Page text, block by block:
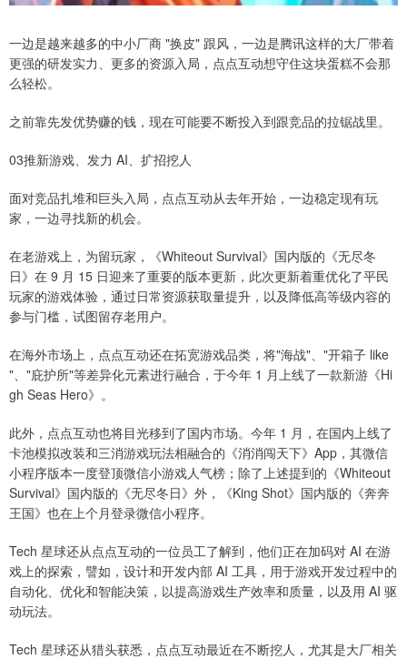
一边是越来越多的中小厂商 "换皮" 跟风，一边是腾讯这样的大厂带着
更强的研发实力、更多的资源入局，点点互动想守住这块蛋糕不会那
么轻松。
之前靠先发优势赚的钱，现在可能要不断投入到跟竞品的拉锯战里。
03推新游戏、发力 AI、扩招挖人
面对竞品扎堆和巨头入局，点点互动从去年开始，一边稳定现有玩
家，一边寻找新的机会。
在老游戏上，为留玩家，《Whiteout Survival》国内版的《无尽冬
日》在 9 月 15 日迎来了重要的版本更新，此次更新着重优化了平民
玩家的游戏体验，通过日常资源获取量提升，以及降低高等级内容的
参与门槛，试图留存老用户。
在海外市场上，点点互动还在拓宽游戏品类，将"海战"、"开箱子 like
"、"庇护所"等差异化元素进行融合，于今年 1 月上线了一款新游《Hi
gh Seas Hero》。
此外，点点互动也将目光移到了国内市场。今年 1 月，在国内上线了
卡池模拟改装和三消游戏玩法相融合的《消消闯天下》App，其微信
小程序版本一度登顶微信小游戏人气榜；除了上述提到的《Whiteout
Survival》国内版的《无尽冬日》外，《King Shot》国内版的《奔奔
王国》也在上个月登录微信小程序。
Tech 星球还从点点互动的一位员工了解到，他们正在加码对 AI 在游
戏上的探索，譬如，设计和开发内部 AI 工具，用于游戏开发过程中的
自动化、优化和智能决策，以提高游戏生产效率和质量，以及用 AI 驱
动玩法。
Tech 星球还从猎头获悉，点点互动最近在不断挖人，尤其是大厂相关